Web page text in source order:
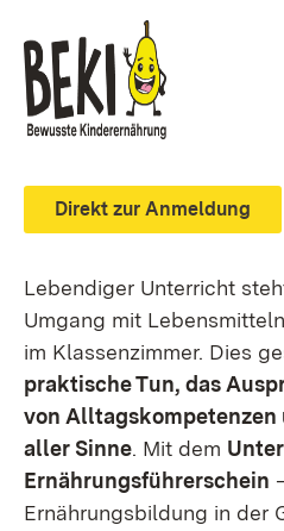
Direkt zur Anmeldung
Lebendiger Unterricht
Umgang mit
im Klassenzimmer. Dies
praktische Tun, das
von Alltagskompetenzen
aller Sinne. Mit dem
Ernährungsführerschein
Ernährungsbildung in der